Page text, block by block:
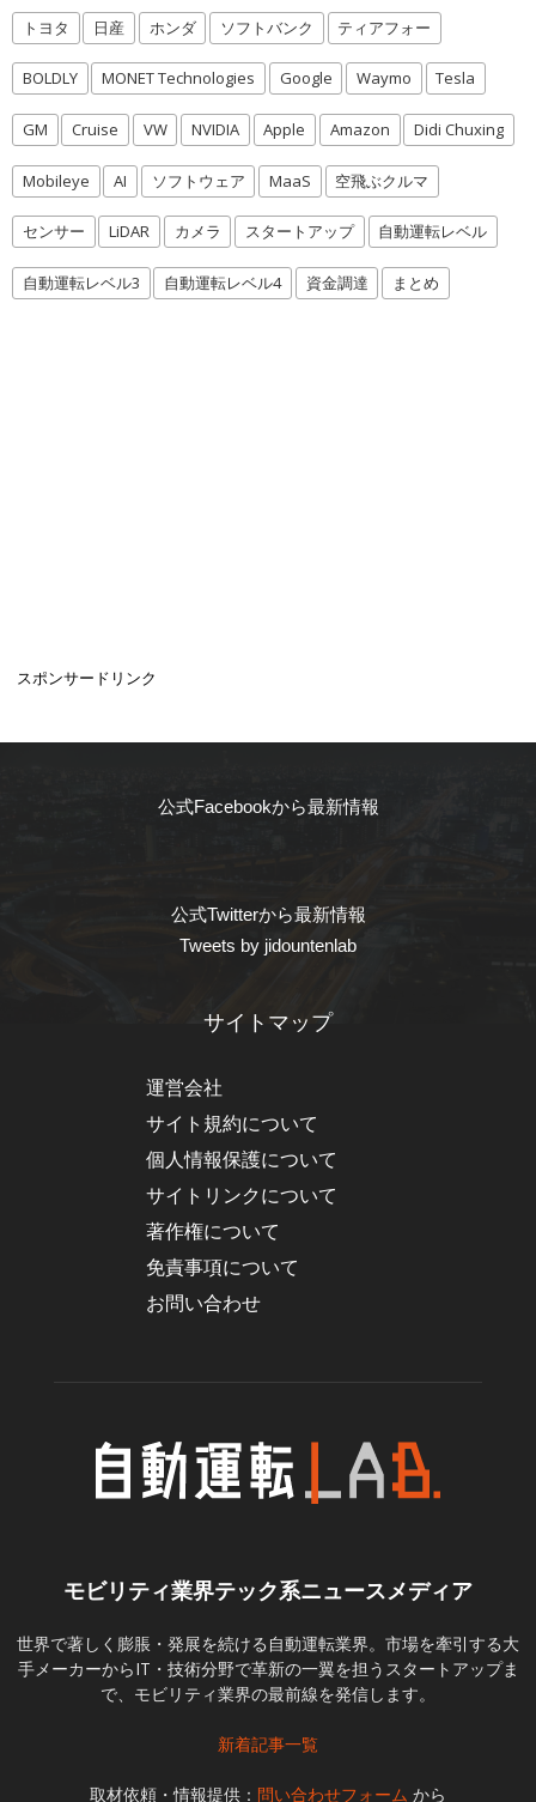
トヨタ 日産 ホンダ ソフトバンク ティアフォー
BOLDLY MONET Technologies Google Waymo Tesla
GM Cruise VW NVIDIA Apple Amazon Didi Chuxing
Mobileye AI ソフトウェア MaaS 空飛ぶクルマ
センサー LiDAR カメラ スタートアップ 自動運転レベル
自動運転レベル3 自動運転レベル4 資金調達 まとめ
スポンサードリンク
公式Facebookから最新情報
公式Twitterから最新情報
Tweets by jidountenlab
サイトマップ
運営会社
サイト規約について
個人情報保護について
サイトリンクについて
著作権について
免責事項について
お問い合わせ
モビリティ業界テック系ニュースメディア
世界で著しく膨脹・発展を続ける自動運転業界。市場を牽引する大
手メーカーからIT・技術分野で革新の一翼を担うスタートアップま
で、モビリティ業界の最前線を発信します。
新着記事一覧
取材依頼・情報提供： 問い合わせフォーム から